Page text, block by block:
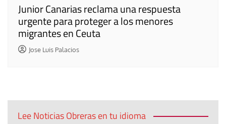
Junior Canarias reclama una respuesta
urgente para proteger a los menores
migrantes en Ceuta
Jose Luis Palacios
Lee Noticias Obreras en tu idioma